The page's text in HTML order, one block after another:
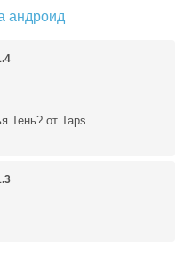
андроид
Тень? от Taps …